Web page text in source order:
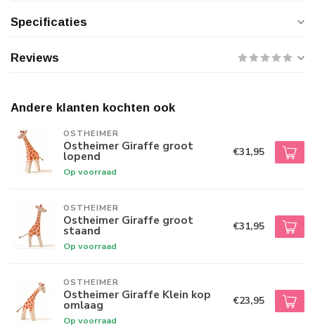
Specificaties
Reviews
Andere klanten kochten ook
OSTHEIMER
Ostheimer Giraffe groot
lopend
Op voorraad
€31,95
OSTHEIMER
Ostheimer Giraffe groot
staand
Op voorraad
€31,95
OSTHEIMER
Ostheimer Giraffe Klein kop
omlaag
Op voorraad
€23,95